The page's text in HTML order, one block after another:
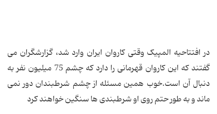
در افتتاحیه المپیک وقتی کاروان ایران وارد شد، گزارشگران می
گفتند که این کاروان قهرمانی را دارد که چشم 75 میلیون نفر به
دنبال آن است.خوب همین مسئله از چشم شرطبندان دور نمی
ماند و به طور حتم روی او شرطبندی ها سنگین خواهند کرد